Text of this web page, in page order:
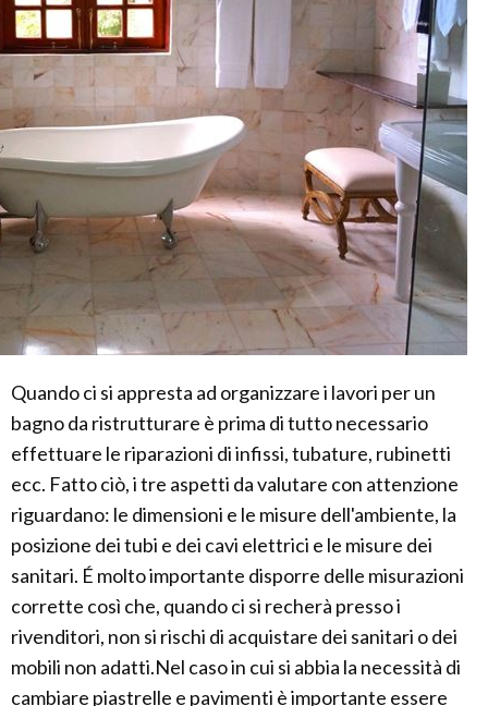
Quando ci si appresta ad organizzare i lavori per un
bagno da ristrutturare è prima di tutto necessario
effettuare le riparazioni di infissi, tubature, rubinetti
ecc. Fatto ciò, i tre aspetti da valutare con attenzione
riguardano: le dimensioni e le misure dell'ambiente, la
posizione dei tubi e dei cavi elettrici e le misure dei
sanitari. É molto importante disporre delle misurazioni
corrette così che, quando ci si recherà presso i
rivenditori, non si rischi di acquistare dei sanitari o dei
mobili non adatti.Nel caso in cui si abbia la necessità di
cambiare piastrelle e pavimenti è importante essere